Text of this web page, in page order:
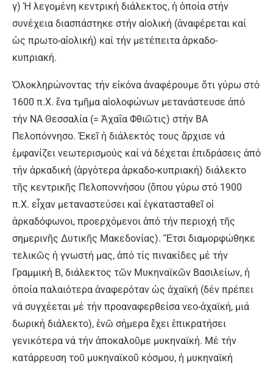
γ) Ἡ λεγομένη κεντρική διάλεκτος, ἡ ὁποία στήν
συνέχεια διασπάστηκε στήν αἰολική (ἀναφέρεται καί
ὡς πρωτο-αἰολική) καί τήν μετέπειτα ἀρκαδο-
κυπριακή.
Ὁλοκληρώνοντας τήν εἰκόνα ἀναφέρουμε ὅτι γύρω στό
1600 π.Χ. ἕνα τμῆμα αἰολοφώνων μετανάστευσε ἀπό
τήν ΝΑ Θεσσαλία (= Ἀχαΐα Φθιῶτις) στήν ΒΑ
Πελοπόννησο. Ἐκεῖ ἡ διάλεκτός τους ἄρχισε νά
ἐμφανίζει νεωτερισμούς καί νά δέχεται ἐπιδράσεις ἀπό
τήν ἀρκαδική (ἀργότερα ἀρκαδο-κυπριακή) διάλεκτο
τῆς κεντρικῆς Πελοποννήσου (ὅπου γύρω στό 1900
π.Χ. εἶχαν μεταναστεύσει καί ἐγκατασταθεῖ οἱ
ἀρκαδόφωνοι, προερχόμενοι ἀπό τήν περιοχή τῆς
σημερινῆς Δυτικῆς Μακεδονίας). Ἔτσι διαμορφώθηκε
τελικῶς ἡ γνωστή μας, ἀπό τίς πινακίδες μέ τήν
Γραμμική Β, διάλεκτος τῶν Μυκηναϊκῶν Βασιλείων, ἡ
ὁποία παλαιότερα ἀναφερόταν ὡς ἀχαϊκή (δέν πρέπει
νά συγχέεται μέ τήν προαναφερθείσα νεο-ἀχαϊκή, μιά
δωρική διάλεκτο), ἐνῶ σήμερα ἔχει ἐπικρατήσει
γενικότερα νά τήν ἀποκαλοῦμε μυκηναϊκή. Μέ τήν
κατάρρευση τοῦ μυκηναϊκοῦ κόσμου, ἡ μυκηναϊκή